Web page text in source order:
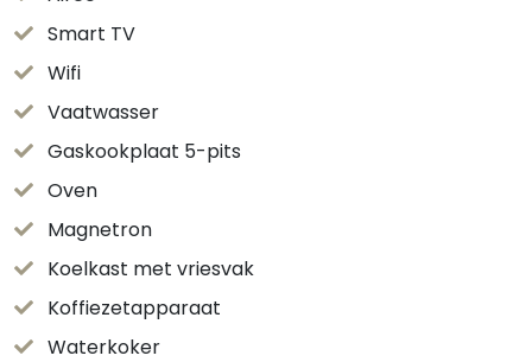
Smart TV
Wifi
Vaatwasser
Gaskookplaat 5-pits
Oven
Magnetron
Koelkast met vriesvak
Koffiezetapparaat
Waterkoker